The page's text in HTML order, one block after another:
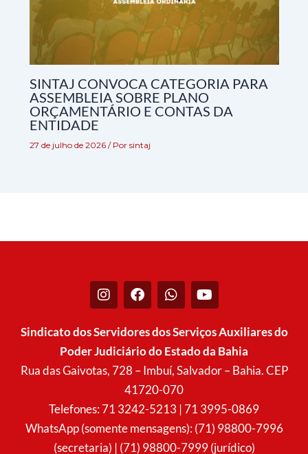
SINTAJ CONVOCA CATEGORIA PARA
ASSEMBLEIA SOBRE PLANO
ORÇAMENTÁRIO E CONTAS DA
ENTIDADE
27 de julho de 2026 / Por sintaj
I
n
t
g
r
F
a
e
b
o
o
k
W
h
t
a
p
p
Y
o
t
u
b
e
Sindicato dos Servidores dos Serviços Auxiliares do
Poder Judiciário do Estado da Bahia
Rua das Gaivotas, 728 – Imbuí, Salvador – Bahia. CEP
41720-070
Telefones: 71 3242-5213 | 71 3995-0869
WhatsApp (somente mensagens): (71) 98800-7996
(secretaria) | (71) 98800-7999 (jurídico)